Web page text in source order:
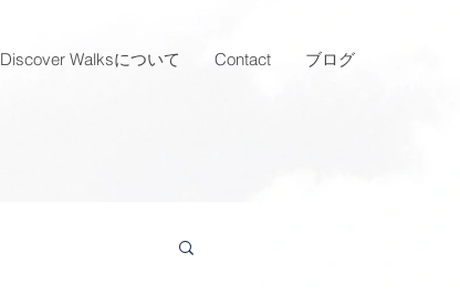
Discover Walksについて Contact ブログ